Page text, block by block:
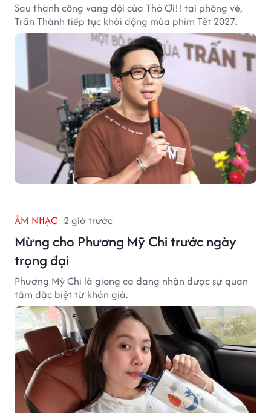
Sau thành công vang dội của Thỏ Ơi!! tại phòng vé,
Trấn Thành tiếp tục khởi động mùa phim Tết 2027.
ÂM NHẠC 2 giờ trước
Mừng cho Phương Mỹ Chi trước ngày
trọng đại
Phương Mỹ Chi là giọng ca đang nhận được sự quan
tâm đặc biệt từ khán giả.